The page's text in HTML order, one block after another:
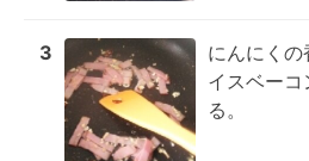
3
にんにくの
イスベー
る。